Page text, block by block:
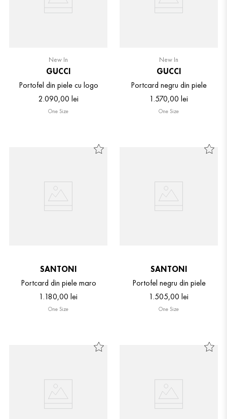
New In
GUCCI
Portofel din piele cu logo
2.090,00 lei
One Size
New In
GUCCI
Portcard negru din piele
1.570,00 lei
One Size
SANTONI
Portcard din piele maro
1.180,00 lei
One Size
SANTONI
Portofel negru din piele
1.505,00 lei
One Size